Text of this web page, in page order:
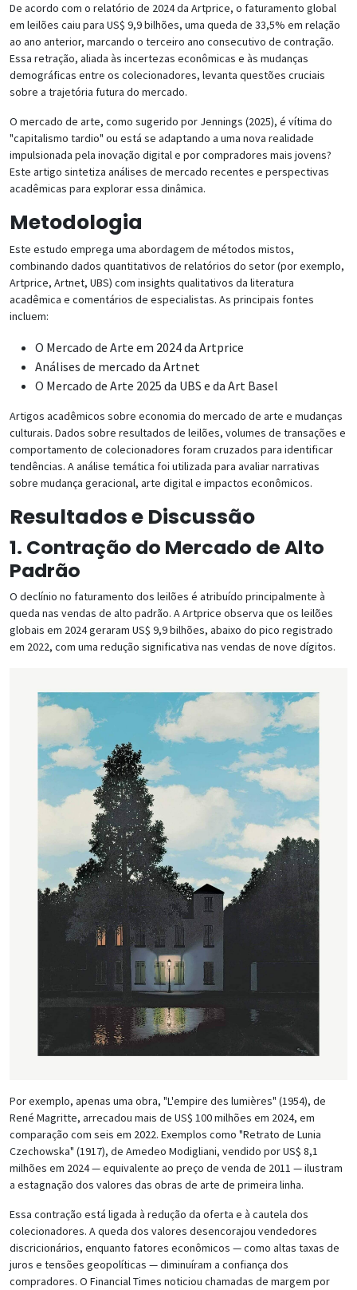
De acordo com o relatório de 2024 da Artprice, o faturamento global
em leilões caiu para US$ 9,9 bilhões, uma queda de 33,5% em relação
ao ano anterior, marcando o terceiro ano consecutivo de contração.
Essa retração, aliada às incertezas econômicas e às mudanças
demográficas entre os colecionadores, levanta questões cruciais
sobre a trajetória futura do mercado.
O mercado de arte, como sugerido por Jennings (2025), é vítima do
"capitalismo tardio" ou está se adaptando a uma nova realidade
impulsionada pela inovação digital e por compradores mais jovens?
Este artigo sintetiza análises de mercado recentes e perspectivas
acadêmicas para explorar essa dinâmica.
Metodologia
Este estudo emprega uma abordagem de métodos mistos,
combinando dados quantitativos de relatórios do setor (por exemplo,
Artprice, Artnet, UBS) com insights qualitativos da literatura
acadêmica e comentários de especialistas. As principais fontes
incluem:
O Mercado de Arte em 2024 da Artprice
Análises de mercado da Artnet
O Mercado de Arte 2025 da UBS e da Art Basel
Artigos acadêmicos sobre economia do mercado de arte e mudanças
culturais. Dados sobre resultados de leilões, volumes de transações e
comportamento de colecionadores foram cruzados para identificar
tendências. A análise temática foi utilizada para avaliar narrativas
sobre mudança geracional, arte digital e impactos econômicos.
Resultados e Discussão
1. Contração do Mercado de Alto
Padrão
O declínio no faturamento dos leilões é atribuído principalmente à
queda nas vendas de alto padrão. A Artprice observa que os leilões
globais em 2024 geraram US$ 9,9 bilhões, abaixo do pico registrado
em 2022, com uma redução significativa nas vendas de nove dígitos.
Por exemplo, apenas uma obra, "L'empire des lumières" (1954), de
René Magritte, arrecadou mais de US$ 100 milhões em 2024, em
comparação com seis em 2022. Exemplos como "Retrato de Lunia
Czechowska" (1917), de Amedeo Modigliani, vendido por US$ 8,1
milhões em 2024 — equivalente ao preço de venda de 2011 — ilustram
a estagnação dos valores das obras de arte de primeira linha.
Essa contração está ligada à redução da oferta e à cautela dos
colecionadores. A queda dos valores desencorajou vendedores
discricionários, enquanto fatores econômicos — como altas taxas de
juros e tensões geopolíticas — diminuíram a confiança dos
compradores. O Financial Times noticiou chamadas de margem por